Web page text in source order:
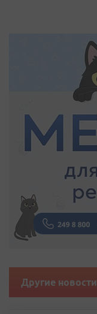
Другие новости